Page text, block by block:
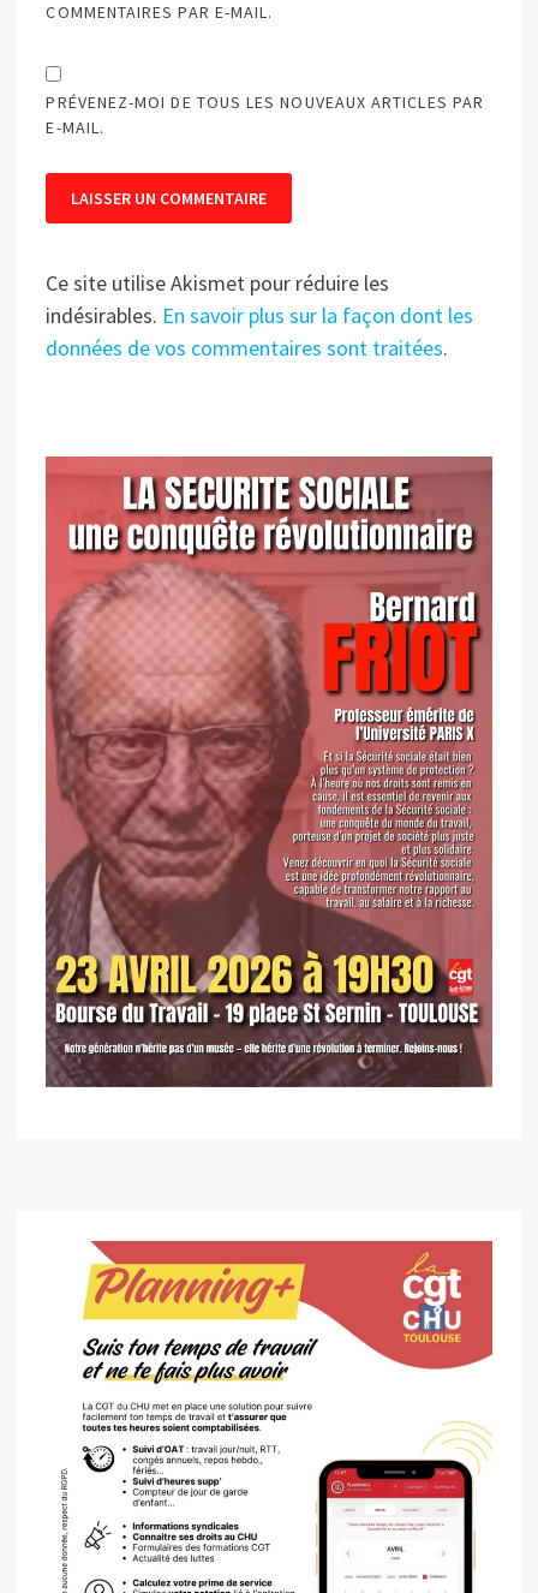
COMMENTAIRES PAR E-MAIL.
PRÉVENEZ-MOI DE TOUS LES NOUVEAUX ARTICLES PAR
E-MAIL.
Ce site utilise Akismet pour réduire les
indésirables. En savoir plus sur la façon dont les
données de vos commentaires sont traitées.